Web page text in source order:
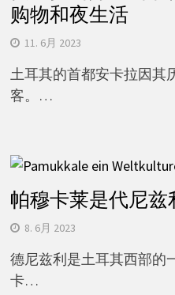
购物和夜生活
11. 6月 2023
土耳其的首都安卡拉因其
客。…
帕穆卡莱是代尼
8. 6月 2023
德尼兹利是土耳其西部的
卡…